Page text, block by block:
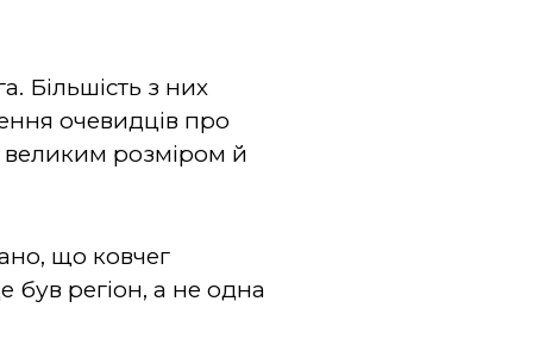
Більшість з них
очевидців про
великим розміром й
що ковчег
був регіон, а не одна